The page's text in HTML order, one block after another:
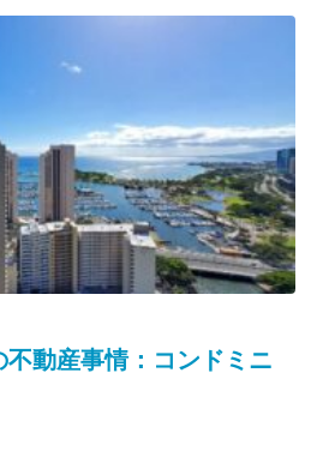
不動産事情：コンドミニ